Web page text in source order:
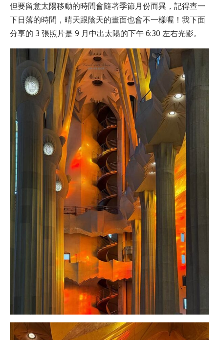
但要留意太陽移動的時間會隨著季節月份而異，記得查一
下日落的時間，晴天跟陰天的畫面也會不一樣喔！我下面
分享的 3 張照片是 9 月中出太陽的下午 6:30 左右光影。